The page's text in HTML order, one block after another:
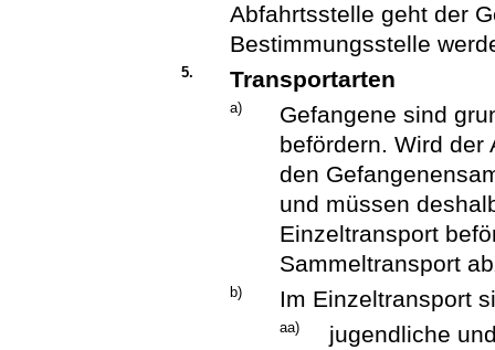
Abfahrtsstelle geht der
Bestimmungsstelle
5. Transportarten
a)
Gefangene sind
befördern. Wird der
den
und müssen
Einzeltransport
Sammeltransport
b) Im Einzeltransport
aa)
jugendliche